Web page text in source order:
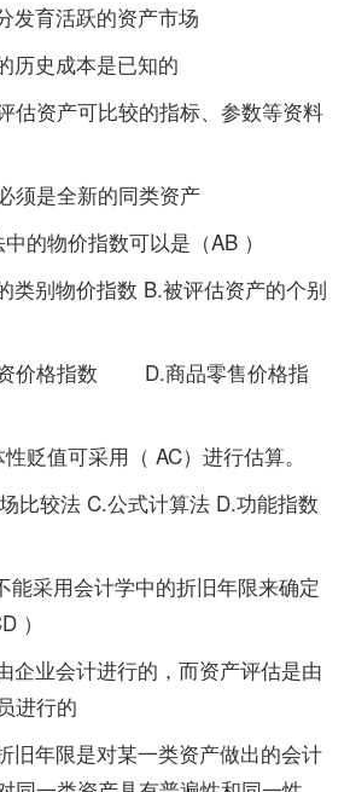
育活跃的资产市场
史成本是已知的
资产可比较的指标、参数等资料
是全新的同类资产
物价指数可以是（AB ）
别物价指数 B.被评估资产的个别
价格指数 D.商品零售价格指
值可采用（ AC）进行估算。
较法 C.公式计算法 D.功能指数
能采用会计学中的折旧年限来确定
）
业会计进行的，而资产评估是由
进行的
年限是对某一类资产做出的会计